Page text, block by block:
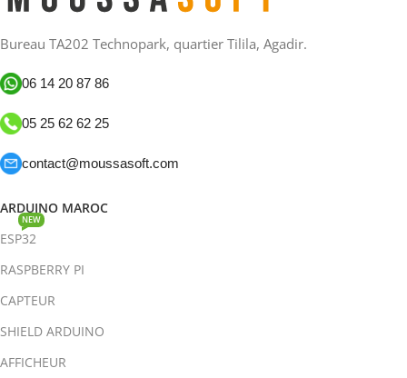
Bureau TA202 Technopark, quartier Tilila, Agadir.
06 14 20 87 86
05 25 62 62 25
contact@moussasoft.com
ARDUINO MAROC
ESP32
NEW
RASPBERRY PI
CAPTEUR
SHIELD ARDUINO
AFFICHEUR